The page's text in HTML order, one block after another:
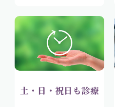
土・日・祝日も診療